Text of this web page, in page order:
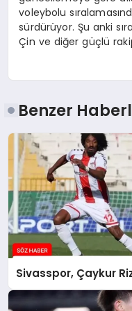
voleybolu
sürdürüyor. Şu anki
Çin ve diğer güçlü
Benzer
Sivasspor, Çaykur